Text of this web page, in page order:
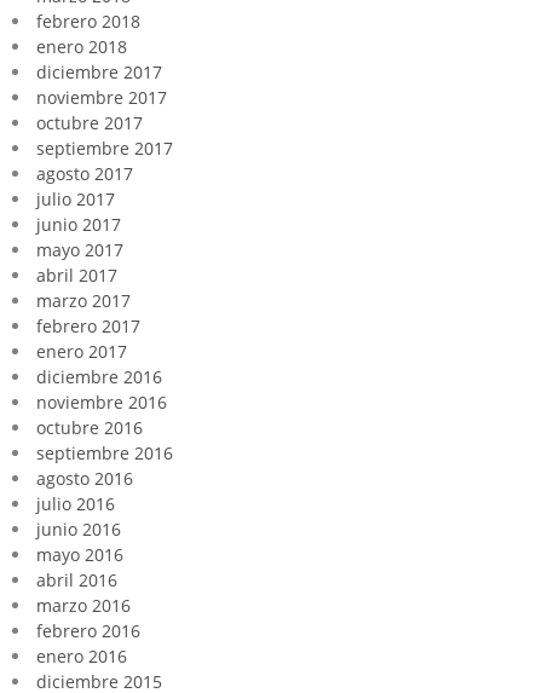
febrero 2018
enero 2018
diciembre 2017
noviembre 2017
octubre 2017
septiembre 2017
agosto 2017
julio 2017
junio 2017
mayo 2017
abril 2017
marzo 2017
febrero 2017
enero 2017
diciembre 2016
noviembre 2016
octubre 2016
septiembre 2016
agosto 2016
julio 2016
junio 2016
mayo 2016
abril 2016
marzo 2016
febrero 2016
enero 2016
diciembre 2015